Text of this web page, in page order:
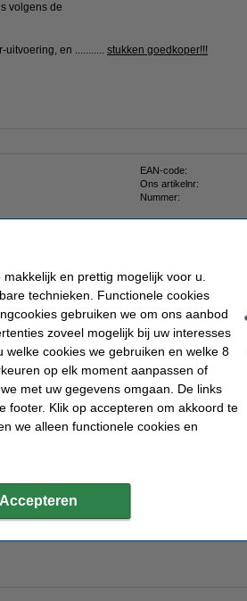
volgens de
en ........... stukken goedkoper!!!
EAN-code:
Ons artikelnr:
Nummer:
grams FSC® Mix Credit
FSC® Mix Credit
en prettig mogelijk voor u.
technieken. Functionele cookies
gebruiken we om ons aanbod
zoveel mogelijk bij uw interesses
welke cookies we gebruiken en welke 8
op elk moment aanpassen of
met uw gegevens omgaan. De links
footer. Klik op accepteren om akkoord te
we alleen functionele cookies en
Accepteren